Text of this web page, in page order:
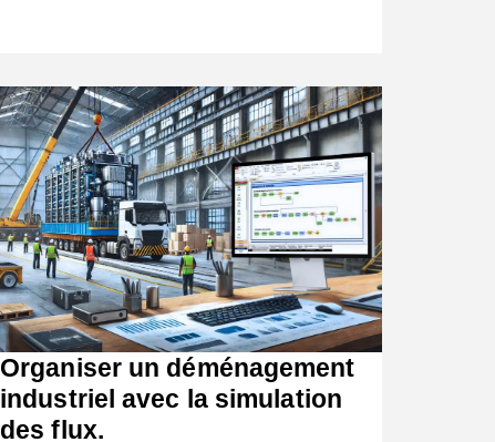
Organiser un déménagement
industriel avec la simulation
des flux.